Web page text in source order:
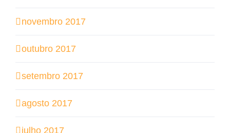
novembro 2017
outubro 2017
setembro 2017
agosto 2017
julho 2017